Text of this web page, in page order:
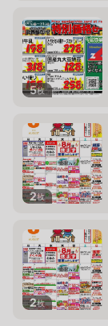
5枚
2枚
2枚